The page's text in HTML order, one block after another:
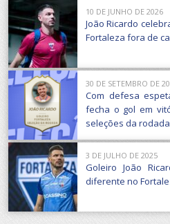
10 DE JUNHO DE 2026
João Ricardo
Fortaleza fora de
30 DE SETEMBRO DE
Com defesa
fecha o gol em
seleções da rodada
3 DE JULHO DE 2025
Goleiro João
diferente no